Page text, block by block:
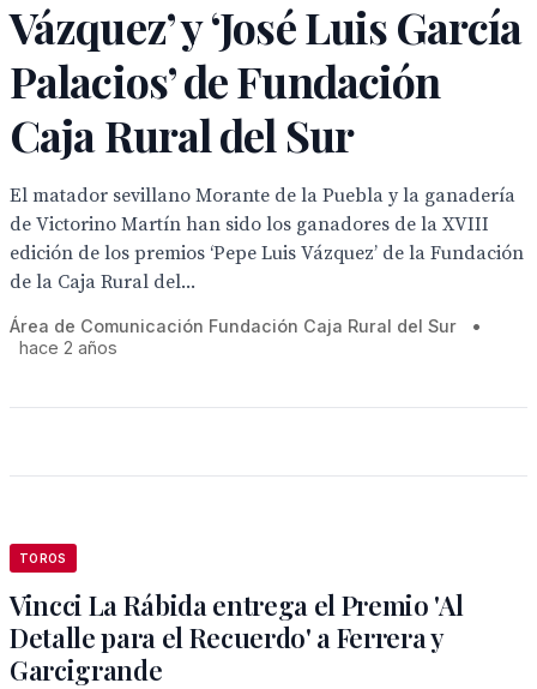
Vázquez’ y ‘José Luis García
Palacios’ de Fundación
Caja Rural del Sur
El matador sevillano Morante de la Puebla y la ganadería
de Victorino Martín han sido los ganadores de la XVIII
edición de los premios ‘Pepe Luis Vázquez’ de la Fundación
de la Caja Rural del...
Área de Comunicación Fundación Caja Rural del Sur
•
hace 2 años
TOROS
Vincci La Rábida entrega el Premio 'Al
Detalle para el Recuerdo' a Ferrera y
Garcigrande